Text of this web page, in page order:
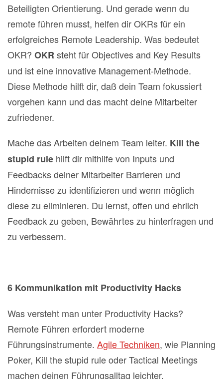
Beteiligten Orientierung. Und gerade wenn du
remote führen musst, helfen dir OKRs für ein
erfolgreiches Remote Leadership. Was bedeutet
OKR? OKR steht für Objectives and Key Results
und ist eine innovative Management-Methode.
Diese Methode hilft dir, daß dein Team fokussiert
vorgehen kann und das macht deine Mitarbeiter
zufriedener.
Mache das Arbeiten deinem Team leiter. Kill the
stupid rule hilft dir mithilfe von Inputs und
Feedbacks deiner Mitarbeiter Barrieren und
Hindernisse zu identifizieren und wenn möglich
diese zu eliminieren. Du lernst, offen und ehrlich
Feedback zu geben, Bewährtes zu hinterfragen und
zu verbessern.
6 Kommunikation mit Productivity Hacks
Was versteht man unter Productivity Hacks?
Remote Führen erfordert moderne
Führungsinstrumente. Agile Techniken, wie Planning
Poker, Kill the stupid rule oder Tactical Meetings
machen deinen Führungsalltag leichter.